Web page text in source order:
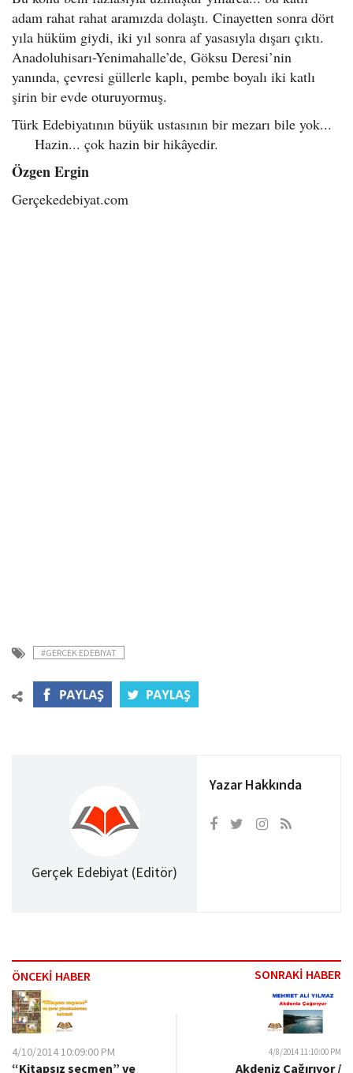
adam rahat rahat aramızda dolaştı. Cinayetten sonra dört
yıla hüküm giydi, iki yıl sonra af yasasıyla dışarı çıktı.
Anadoluhisarı-Yenimahalle’de, Göksu Deresi’nin
yanında, çevresi güllerle kaplı, pembe boyalı iki katlı
şirin bir evde oturuyormuş.
Türk Edebiyatının büyük ustasının bir mezarı bile yok...
Hazin... çok hazin bir hikâyedir.
Özgen Ergin
Gerçekedebiyat.com
#GERCEK EDEBIYAT
Gerçek Edebiyat (Editör)
Yazar Hakkında
ÖNCEKİ HABER SONRAKİ HABER
4/10/2014 10:09:00 PM
“Kitapsız seçmen” ve
4/8/2014 11:10:00 PM
Akdeniz Çağırıyor /